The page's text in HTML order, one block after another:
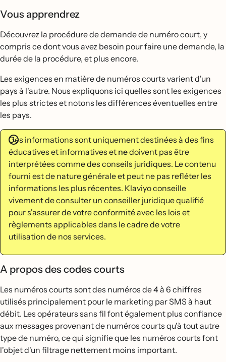
Vous apprendrez
Découvrez la procédure de demande de numéro court, y
compris ce dont vous avez besoin pour faire une demande, la
durée de la procédure, et plus encore.
Les exigences en matière de numéros courts varient d'un
pays à l'autre. Nous expliquons ici quelles sont les exigences
les plus strictes et notons les différences éventuelles entre
les pays.
Ces informations sont uniquement destinées à des fins
éducatives et informatives et nedoivent pas être
interprétées comme des conseils juridiques. Le contenu
fourni est de nature générale et peut ne pas refléter les
informations les plus récentes. Klaviyo conseille
vivement de consulter un conseiller juridique qualifié
pour s'assurer de votre conformité avec les lois et
règlements applicables dans le cadre de votre
utilisation de nos services.
A propos des codes courts
Les numéros courts sont des numéros de 4 à 6 chiffres
utilisés principalement pour le marketing par SMS à haut
débit. Les opérateurs sans fil font également plus confiance
aux messages provenant de numéros courts qu'à tout autre
type de numéro, ce qui signifie que les numéros courts font
l'objet d'un filtrage nettement moins important.